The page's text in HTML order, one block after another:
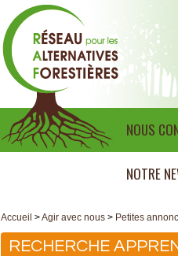
NOUS
NOTRE
Accueil >Agir avec nous > Petites
RECHERCHE